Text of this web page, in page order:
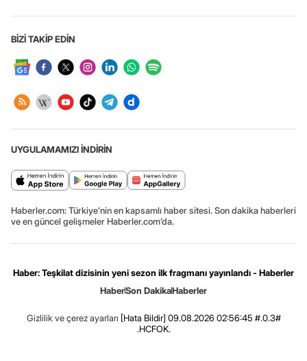
BİZİ TAKİP EDİN
UYGULAMAMIZI İNDİRİN
Haberler.com: Türkiye’nin en kapsamlı haber sitesi. Son dakika haberleri
ve en güncel gelişmeler Haberler.com’da.
Haber: Teşkilat dizisinin yeni sezon ilk fragmanı yayınlandı - Haberler
HaberSon DakikaHaberler
Gizlilik ve çerez ayarları [Hata Bildir] 09.08.2026 02:56:45 #.0.3#
.HCFOK.